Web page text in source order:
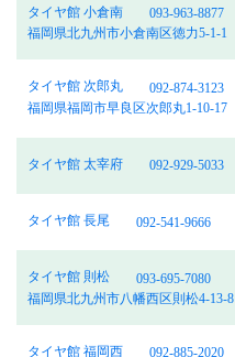
タイヤ館 小倉南
093-963-8877
福岡県北九州市小倉南区徳力5-1-1
タイヤ館 次郎丸
092-874-3123
福岡県福岡市早良区次郎丸1-10-17
タイヤ館 太宰府 092-929-5033
タイヤ館 長尾 092-541-9666
タイヤ館 則松
093-695-7080
福岡県北九州市八幡西区則松4-13-8
タイヤ館 福岡西 092-885-2020